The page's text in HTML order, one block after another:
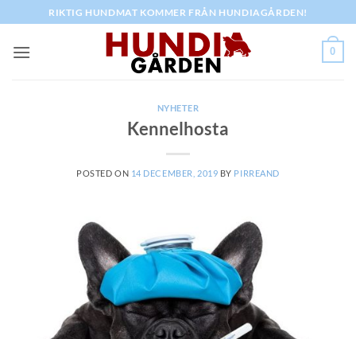
to
content
RIKTIG HUNDMAT KOMMER FRÅN HUNDIAGÅRDEN!
0
NYHETER
Kennelhosta
POSTED ON 14 DECEMBER, 2019 BY PIRREAND